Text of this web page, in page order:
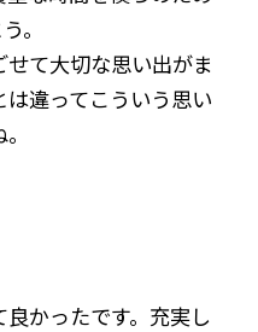
。
て大切な思い出がま
違ってこういう思い
かったです。充実し